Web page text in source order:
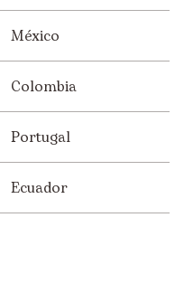
México
Colombia
Portugal
Ecuador